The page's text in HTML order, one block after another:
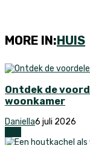
MORE IN:HUIS
Ontdek de
woonkamer
Daniella6 juli 2026